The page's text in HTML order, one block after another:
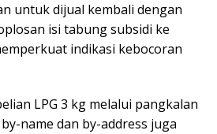
untuk dijual kembali dengan
isi tabung subsidi ke
indikasi kebocoran
LPG 3 kg melalui pangkalan
name dan by-address juga